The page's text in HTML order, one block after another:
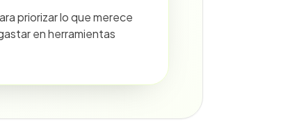
priorizar lo que merece
en herramientas